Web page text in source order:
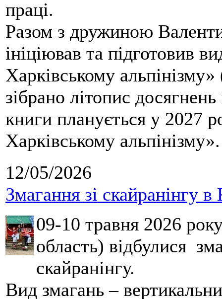
праці.
Разом з дружиною
ініціював та підготовив
Харківському
зібрано літопис
книги планується у 2027
Харківському альпінізму».
12/05/2026
Змагання зі скайранінгу в
09-10 травня 2026
область) відбулися
скайранінгу.
Вид змагань –